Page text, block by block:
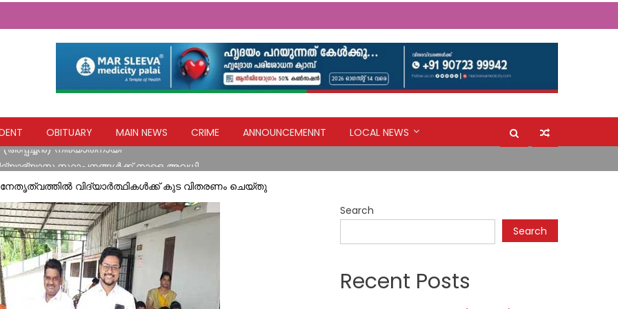
OBITUARY MAIN NEWS CRIME ANNOUNCEMENNT
LOCAL NEWS
സ്ഥാപനങ്ങൾക്ക് നാളെ അവധി
അപകടം
ഹസ്തവുമായി കോൺഗ്രസ് കുന്നോന്നി വാർഡ് കമ്മറ്റി
നിര്യാതനായി
വിദ്യാർത്ഥികൾക്ക് കുട വിതരണം ചെയ്തു
Search
Search
Recent Posts